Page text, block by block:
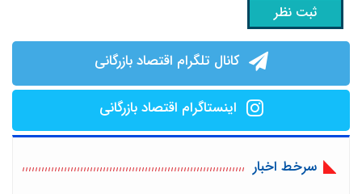
کانال تلگرام اقتصاد بازرگانی
اینستاگرام اقتصاد بازرگانی
سرخط اخبار